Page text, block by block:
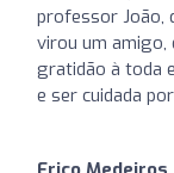
professor João,
virou um amigo,
gratidão à toda
e ser cuidada